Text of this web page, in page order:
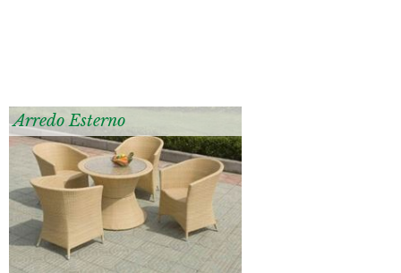
Arredo Esterno